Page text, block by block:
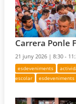
Carrera Ponle
21 juny 2026 |8:30 -
esdeveniments
escolar